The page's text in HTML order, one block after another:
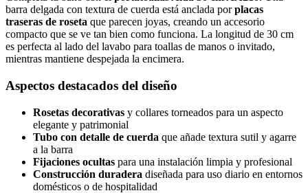
barra delgada con textura de cuerda está anclada porplacas
traseras de roseta que parecen joyas, creando un accesorio
compacto que se ve tan bien como funciona. La longitud de 30 cm
es perfecta al lado del lavabo para toallas de manos o invitado,
mientras mantiene despejada la encimera.
Aspectos destacados del diseño
Rosetas decorativas y collares torneados para un aspecto
elegante y patrimonial
Tubo con detalle de cuerda que añade textura sutil y agarre
a la barra
Fijaciones ocultas para una instalación limpia y profesional
Construcción duradera diseñada para uso diario en entornos
domésticos o de hospitalidad